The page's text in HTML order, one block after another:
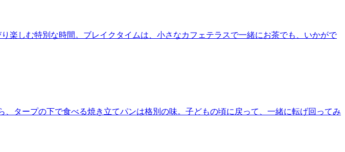
楽しむ特別な時間。ブレイクタイムは、小さなカフェテラスで一緒にお茶でも、いかがで
タープの下で食べる焼き立てパンは格別の味。子どもの頃に戻って、一緒に転げ回ってみ